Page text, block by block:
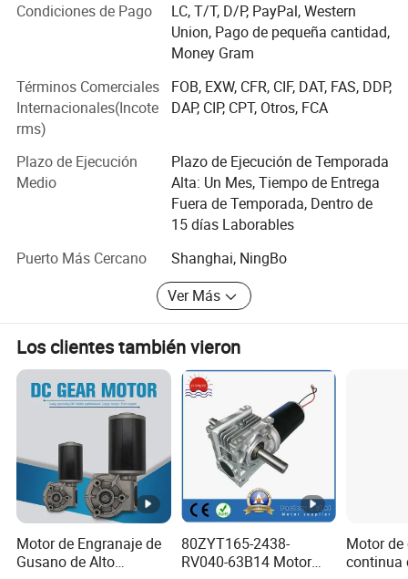
motor.
Estos motores ofrecen rotación inferior pérdidas, una
excelente transferencia térmica, tapas intercambiables,
fácilmente sellada. Las opciones incluyen conectores,
codificadores, el eje de las modificaciones, cambios
dimensionales, etc.
Probond posee motor equipo de ventas profesional y el
ingeniero equipo con más de 10 años de experiencia en el
motor de la industria, basado en China el manejo de
negocios de ultramar durante años, sabemos sus
Probond Sonicare el motor y la válvula termostática de
motor de la histéresis son nuestros productos calientes en
la venta en 2017 con un gran nivel de calidad y precio
competitivo.
Póngase en contacto con nosotros para obtener un
catálogo.
Condiciones de Pago
LC, T/T, D/P, PayPal, Western
Union, Pago de pequeña cantidad,
Money Gram
Términos Comerciales
Internacionales(Incote
rms)
FOB, EXW, CFR, CIF, DAT, FAS, DDP,
DAP, CIP, CPT, Otros, FCA
Plazo de Ejecución
Medio
Plazo de Ejecución de Temporada
Alta: Un Mes, Tiempo de Entrega
Fuera de Temporada, Dentro de
15 días Laborables
Puerto Más Cercano
Shanghai, NingBo
Ver Más
Los clientes también vieron
Motor de Engranaje de
Gusano de Alto
80ZYT165-2438-
RV040-63B14 Motor
Motor de
continua